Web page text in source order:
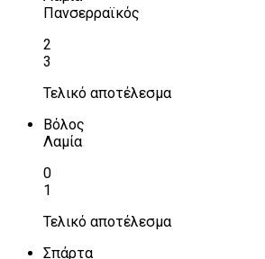
Πανσερραϊκός
2
3
Τελικό αποτέλεσμα
Βόλος
Λαμία
0
1
Τελικό αποτέλεσμα
Σπάρτα